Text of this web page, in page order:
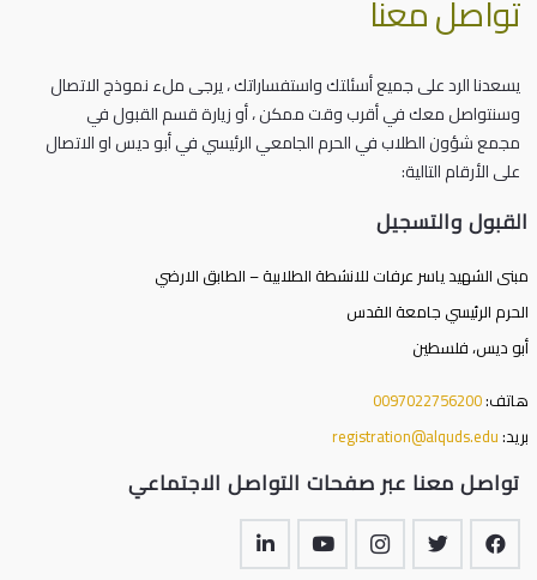
تواصل معنا
يسعدنا الرد على جميع أسئلتك واستفساراتك ، يرجى ملء نموذج الاتصال
وسنتواصل معك في أقرب وقت ممكن ، أو زيارة قسم القبول في
مجمع شؤون الطلاب في الحرم الجامعي الرئيسي في أبو ديس او الاتصال
على الأرقام التالية:
القبول والتسجيل
مبنى الشهيد ياسر عرفات للانشطة الطلابية – الطابق الارضي
الحرم الرئيسي جامعة القدس
أبو ديس، فلسطين
هاتف:0097022756200
بريد:registration@alquds.edu
تواصل معنا عبر صفحات التواصل الاجتماعي